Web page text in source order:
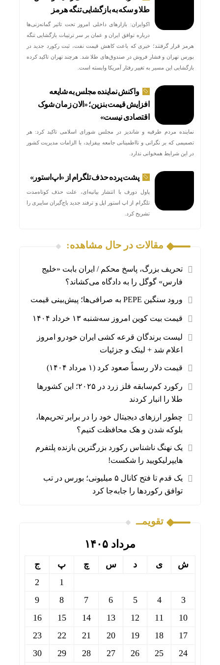
طلا و سکه به بازگشایی تنگه هرمز
اکوایران: بازارهای داخلی امروز تحت تاثیر گمانه‌زنی‌ها
درباره توافق ایران و عمان بر سر ترتیبات بازگشایی تنگه
هرمز قرار گرفتند؛ خبری که باعث کاهش قیمت نفت، ثبت رکورد جدید در
بورس تهران و فشار فروش در صندوق‌های طلا شد. هرچند تهران تاکید کرده
بازگشایی این مسیر به تغییر رفتار آمریکا وابسته است.
واکنش نماینده مجلس به شایعه
افزایش قیمت بنزین؛ «الان زمان شوک
اقتصادی نیست»
نماینده مردم طرقبه و شاندیز در مجلس شورای اسلامی تاکید کرد: هر
تصمیمی که بر نگرانی و نااطمینانی جامعه بیفزاید، با الزامات مدیریت کشور
در این شرایط همخوانی ندارد.
پشت پرده حذف تلگرام از «اپ‌استور»
پاول دورف با انتشار بیانیه‌ای، علت حذف کوتاه‌مدت
تلگرام از اپ استور اپل و ترفند جدید باج‌گیران سایبری را
تشریح کرد.
مقالات در حال مشاهده:
تحریف بزرگ، پاسخ محکم / ایران بابت «خلیج
فارس» گوگل را به دادگاه می‌کشاند؟
ورود سنگین PEPE به صرافی‌ها؛ پیش‌بینی قیمت
قیمت بیت کوین امروز سه‌شنبه ۱۳ خرداد ۱۴۰۴
لیست برندگان قرعه کشی ایران خودرو امروز
اعلام شد + لینک و جزئیات
قیمت دلار رسماً صعود کرد (۱ مرداد ۱۴۰۴)
رکورد کم‌سابقه فلز زرد در ۲۰۲۵؛ این کشورها
طلا را انبار کردند
چطور ارزهای دیجیتال خود را در برابر تحریم‌ها،
بلوکه شدن و هک محافظت کنیم؟
یک نهنگ ناشناس رکورد بزرگترین بازنده پلتفرم
هایپرلیکویید را شکست!
یک قدم تا فتح کانال ۵ میلیونی؛ بورس در تب
توافق رکوردها را جابه‌جا کرد
تقویمــ
مرداد ۱۴۰۵
ش ی د س چ پ ج
1
2
3
4
5
6
7
8
9
10
11
12
13
14
15
16
17
18
19
20
21
22
23
24
25
26
27
28
29
30